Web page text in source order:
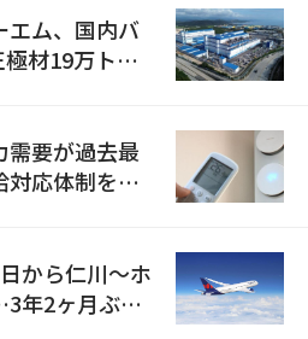
エム、国内バ
材19万トン
需要が過去最
対応体制を点
から仁川〜ホ
年2ヶ月ぶり